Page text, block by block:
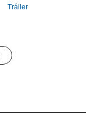
Tráiler